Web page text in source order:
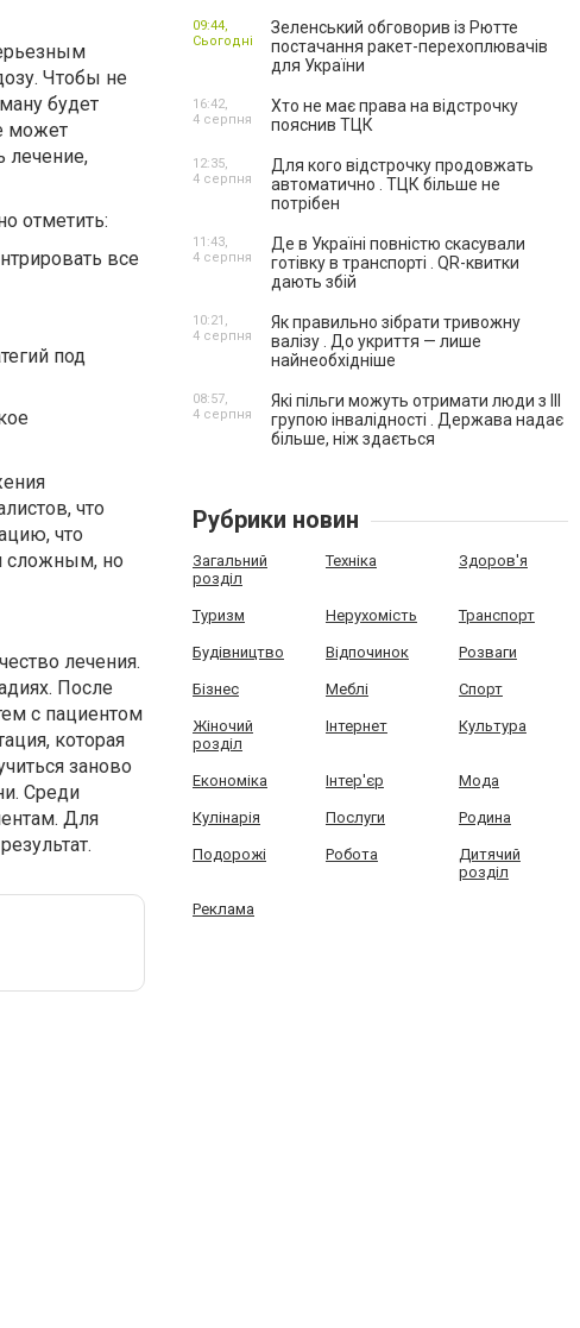
Чтобы не
будет
может
лечение,
отметить:
все
под
что
что
сложным, но
лечения.
После
с пациентом
которая
заново
Среди
Для
Зеленський обговорив із Рютте
постачання ракет-перехоплювачів
для України
09:44,
Сьогодні
Хто не має права на відстрочку
пояснив ТЦК
16:42,
4 серпня
Для кого відстрочку продовжать
автоматично . ТЦК більше не
потрібен
12:35,
4 серпня
Де в Україні повністю скасували
готівку в транспорті . QR-квитки
дають збій
11:43,
4 серпня
Як правильно зібрати тривожну
валізу . До укриття — лише
найнеобхідніше
10:21,
4 серпня
Які пільги можуть отримати люди з III
групою інвалідності . Держава надає
більше, ніж здається
08:57,
4 серпня
Рубрики новин
Загальний
розділ
Техніка Здоров'я
Туризм Нерухомість Транспорт
Будівництво Відпочинок Розваги
Бізнес Меблі Спорт
Жіночий
розділ
Інтернет Культура
Економіка Інтер'єр Мода
Кулінарія Послуги Родина
Подорожі Робота
Дитячий
розділ
Реклама